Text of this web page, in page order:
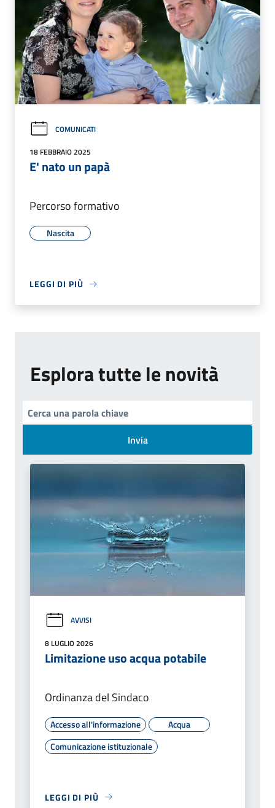
COMUNICATI
18 FEBBRAIO 2025
E' nato un papà
Percorso formativo
Nascita
LEGGI DI PIÙ
Esplora tutte le novità
Invia
AVVISI
8 LUGLIO 2026
Limitazione uso acqua potabile
Ordinanza del Sindaco
Accesso all'informazione
Acqua
Comunicazione istituzionale
LEGGI DI PIÙ